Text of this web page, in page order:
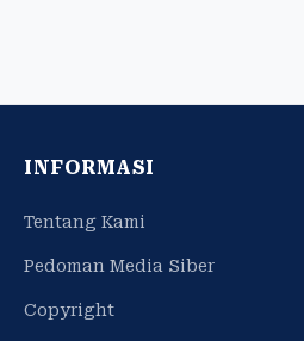
INFORMASI
Tentang Kami
Pedoman Media Siber
Copyright